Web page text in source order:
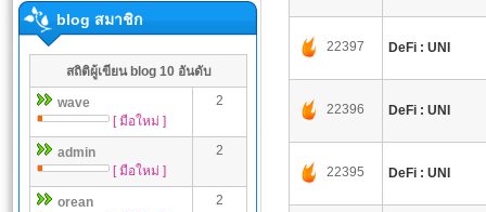
blog สมาชิก
สถิติผู้เขียน blog 10 อันดับ
wave
[ มือใหม่ ]
2
admin
[ มือใหม่ ]
2
orean
2
22397 DeFi : UNI
22396 DeFi : UNI
22395 DeFi : UNI